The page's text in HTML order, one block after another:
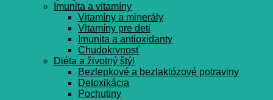
Imunita a vitamíny
Vitamíny a minerály
Vitamíny pre deti
Imunita a antioxidanty
Chudokrvnosť
Diéta a životný štýl
Bezlepkové a bezlaktózové potraviny
Detoxikácia
Pochutiny